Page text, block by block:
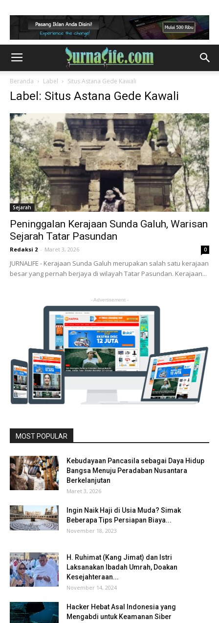
Beranda Label Situs Astana Gede Kawali
Label: Situs Astana Gede Kawali
Sejarah
Peninggalan Kerajaan Sunda Galuh, Warisan
Sejarah Tatar Pasundan
Redaksi 2 - Maret 3, 2026 0
JURNALIFE - Kerajaan Sunda Galuh merupakan salah satu kerajaan
besar yang pernah berjaya di wilayah Tatar Pasundan. Kerajaan...
- Advertisement -
MOST POPULAR
Kebudayaan Pancasila sebagai Daya Hidup
Bangsa Menuju Peradaban Nusantara
Berkelanjutan
Maret 3, 2026
Ingin Naik Haji di Usia Muda? Simak
Beberapa Tips Persiapan Biaya...
November 18, 2023
H. Ruhimat (Kang Jimat) dan Istri
Laksanakan Ibadah Umrah, Doakan
Kesejahteraan...
November 14, 2024
Hacker Hebat Asal Indonesia yang
Mengabdi untuk Keamanan Siber